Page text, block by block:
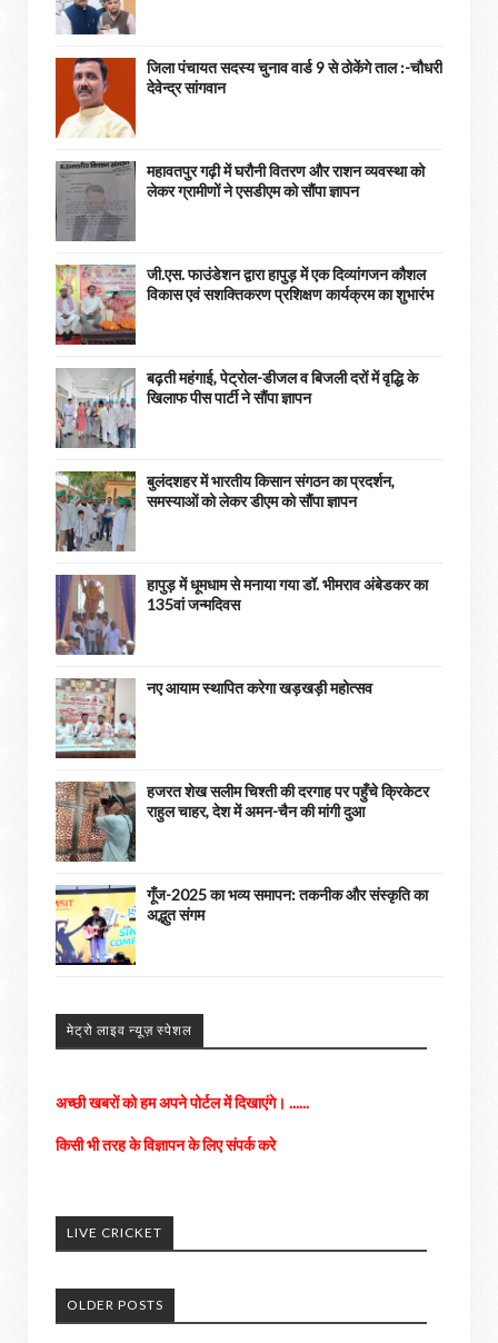
जिला पंचायत सदस्य चुनाव वार्ड 9 से ठोकेंगे ताल :-चौधरी
देवेन्द्र सांगवान
महावतपुर गढ़ी में घरौनी वितरण और राशन व्यवस्था को
लेकर ग्रामीणों ने एसडीएम को सौंपा ज्ञापन
जी.एस. फाउंडेशन द्वारा हापुड़ में एक दिव्यांगजन कौशल
विकास एवं सशक्तिकरण प्रशिक्षण कार्यक्रम का शुभारंभ
बढ़ती महंगाई, पेट्रोल-डीजल व बिजली दरों में वृद्धि के
खिलाफ पीस पार्टी ने सौंपा ज्ञापन
बुलंदशहर में भारतीय किसान संगठन का प्रदर्शन,
समस्याओं को लेकर डीएम को सौंपा ज्ञापन
हापुड़ में धूमधाम से मनाया गया डॉ. भीमराव अंबेडकर का
135वां जन्मदिवस
नए आयाम स्थापित करेगा खड़खड़ी महोत्सव
हजरत शेख सलीम चिश्ती की दरगाह पर पहुँचे क्रिकेटर
राहुल चाहर, देश में अमन-चैन की मांगी दुआ
गूँज-2025 का भव्य समापन: तकनीक और संस्कृति का
अद्भुत संगम
मेट्रो लाइव न्यूज़ स्पेशल
अपने आसपास के होने वाली घटनाओ को हमें भेजे
अच्छी खबरों को हम अपने पोर्टल में दिखाएंगे। ......
किसी भी तरह के विज्ञापन के लिए संपर्क करे
LIVE CRICKET
OLDER POSTS